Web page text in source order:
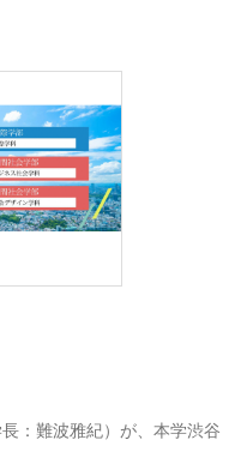
：難波雅紀）が、本学渋谷